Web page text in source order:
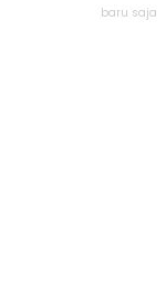
baru saja